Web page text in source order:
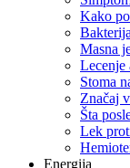
Kako
Masna
Lecenje
Stoma
Značaj
Šta
Lek
Energija